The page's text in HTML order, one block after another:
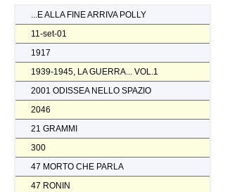
...E ALLA FINE ARRIVA POLLY
11-set-01
1917
1939-1945, LA GUERRA... VOL.1
2001 ODISSEA NELLO SPAZIO
2046
21 GRAMMI
300
47 MORTO CHE PARLA
47 RONIN